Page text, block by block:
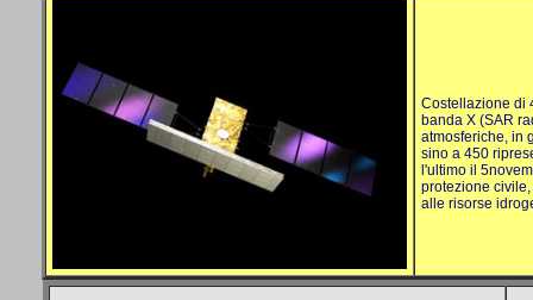
Costellazione di
banda X (SAR
atmosferiche, in
sino a 450
l'ultimo il
protezione
alle risorse